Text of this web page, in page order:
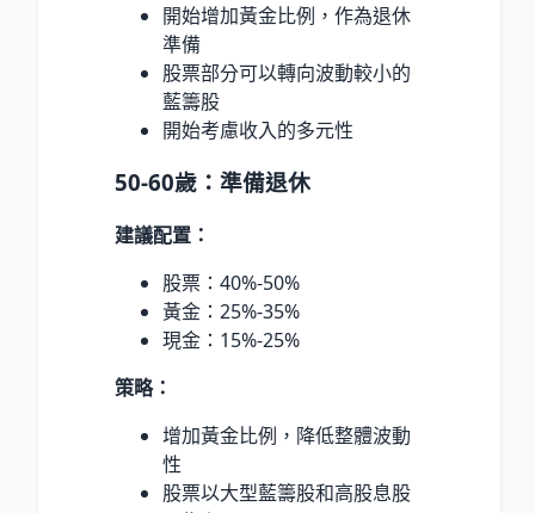
開始增加黃金比例，作為退休
準備
股票部分可以轉向波動較小的
藍籌股
開始考慮收入的多元性
50-60歲：準備退休
建議配置：
股票：40%-50%
黃金：25%-35%
現金：15%-25%
策略：
增加黃金比例，降低整體波動
性
股票以大型藍籌股和高股息股